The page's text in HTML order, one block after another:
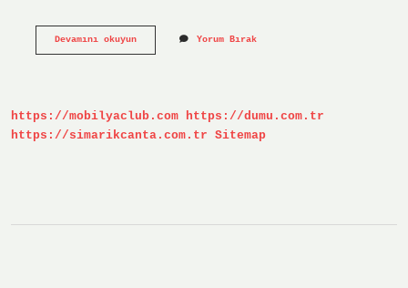
Devamını okuyunMc
Yorum Bırak
https://mobilyaclub.com https://dumu.com.tr
https://simarikcanta.com.tr Sitemap